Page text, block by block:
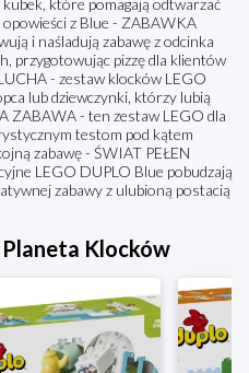
które pomagają odtwarzać
z Blue - ZABAWKA
i naśladują zabawę z odcinka
przygotowując pizzę dla klientów
- zestaw klocków LEGO
lub dziewczynki, którzy lubią
ZABAWA - ten zestaw LEGO dla
testom pod kątem
zabawę - ŚWIAT PEŁEN
LEGO DUPLO Blue pobudzają
zabawy z ulubioną postacią
Klocków